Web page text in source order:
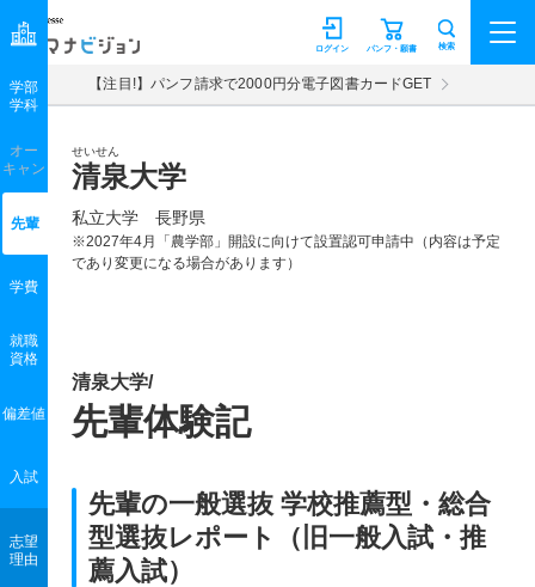
マナビジョン パンフ・願書
ログイン 検索
【注目!】パンフ請求で2000円分電子図書カードGET
せいせん
清泉大学
私立大学 長野県
※2027年4月「農学部」開設に向けて設置認可申請中（内容は予定
であり変更になる場合があります）
学部
学科
オー
キャン
先輩
学費
就職
資格
偏差値
入試
志望
理由
清泉大学/
先輩体験記
先輩の一般選抜 学校推薦型・総合
型選抜レポート（旧一般入試・推
薦入試）